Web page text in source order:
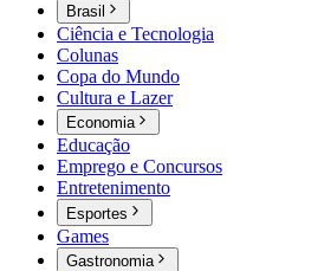
Brasil
Ciência e Tecnologia
Colunas
Copa do Mundo
Cultura e Lazer
Economia
Educação
Emprego e Concursos
Entretenimento
Esportes
Games
Gastronomia